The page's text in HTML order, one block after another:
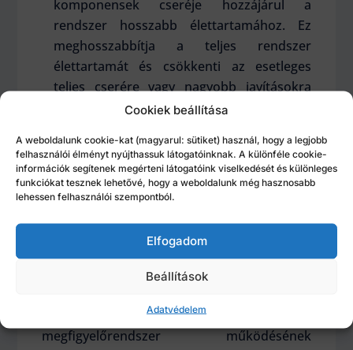
Cookiek beállítása
A weboldalunk cookie-kat (magyarul: sütiket) használ, hogy a legjobb
felhasználói élményt nyújthassuk látogatóinknak. A különféle cookie-
információk segítenek megérteni látogatóink viselkedését és különleges
funkciókat tesznek lehetővé, hogy a weboldalunk még hasznosabb
lehessen felhasználói szempontból.
Elfogadom
Beállítások
Adatvédelem
komponensek cseréje hozzájárul a
rendszer hosszabb élettartamához. Ez
meghosszabbítja a teljes rendszer
élettartamát és csökkenti az esetleges
teljes cserére vagy nagyobb javításokra
fordítandó költségeket.
Milyen karbantartási munkálatokban
tud a Lochner segíteni?
Megelőző karbantartás: A fent említett
lehetséges a meghibásodások kiszűrése,
illetve az elhasználódott alkatrészek
Javító karbantartás: Célja a
megfigyelőrendszer működésének